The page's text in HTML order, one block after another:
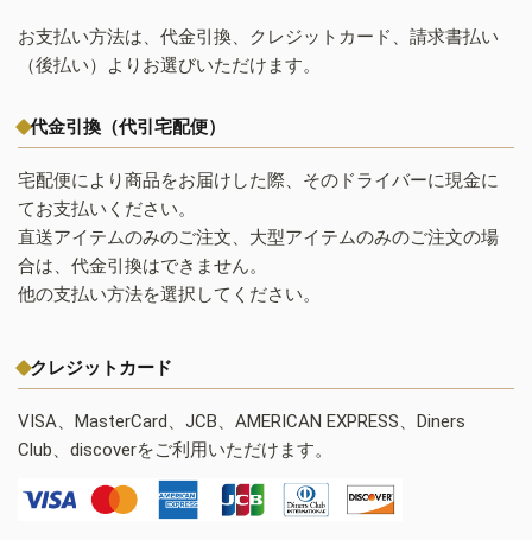
お支払い方法は、代金引換、クレジットカード、請求書払い
（後払い）よりお選びいただけます。
代金引換（代引宅配便）
宅配便により商品をお届けした際、そのドライバーに現金に
てお支払いください。
直送アイテムのみのご注文、大型アイテムのみのご注文の場
合は、代金引換はできません。
他の支払い方法を選択してください。
クレジットカード
VISA、MasterCard、JCB、AMERICAN EXPRESS、Diners
Club、discoverをご利用いただけます。